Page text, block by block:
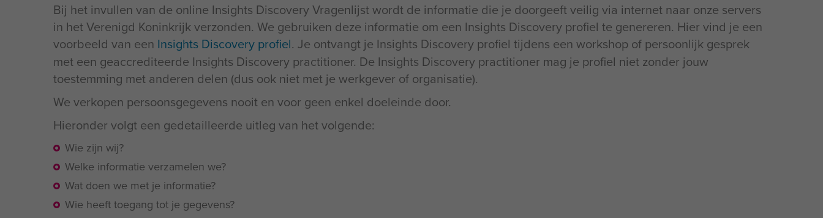
Bij het invullen van de online Insights Discovery Vragenlijst wordt de informatie die je doorgeeft veilig via internet naar onze servers
in het Verenigd Koninkrijk verzonden. We gebruiken deze informatie om een Insights Discovery profiel te genereren. Hier vind je een
voorbeeld van een Insights Discovery profiel. Je ontvangt je Insights Discovery profiel tijdens een workshop of persoonlijk gesprek
met een geaccrediteerde Insights Discovery practitioner. De Insights Discovery practitioner mag je profiel niet zonder jouw
toestemming met anderen delen (dus ook niet met je werkgever of organisatie).
We verkopen persoonsgegevens nooit en voor geen enkel doeleinde door.
Hieronder volgt een gedetailleerde uitleg van het volgende:
Wie zijn wij?
Welke informatie verzamelen we?
Wat doen we met je informatie?
Wie heeft toegang tot je gegevens?